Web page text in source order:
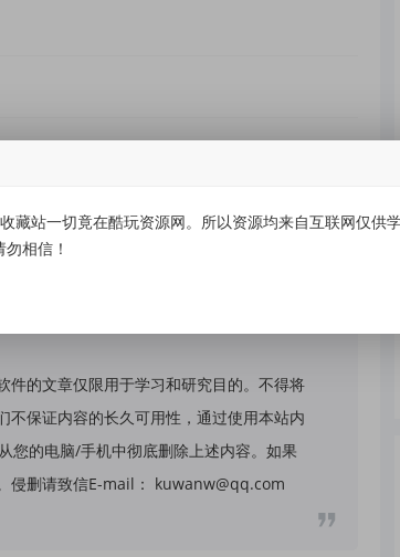
件的文章仅限用于学习和研究目的。不得将
保证内容的长久可用性，通过使用本站内
您的电脑/手机中彻底删除上述内容。如果
侵删请致信E-mail： kuwanw@qq.com
站一切竟在酷玩资源网。所以资源均来自互联网仅
相信！